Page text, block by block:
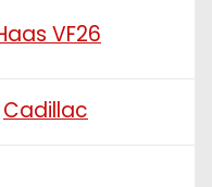
VF26
Cadillac